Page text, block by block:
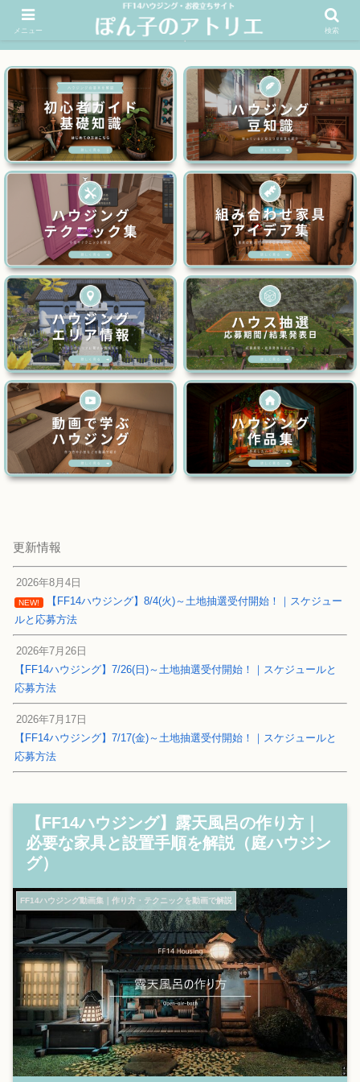
FF14ハウジングお役立ちサイト│ぽん子のアトリエを応援 >>
更新情報
2026年8月4日
NEW!
【FF14ハウジング】8/4(火)～土地抽選受付開始！｜スケジュー
ルと応募方法
2026年7月26日
【FF14ハウジング】7/26(日)～土地抽選受付開始！｜スケジュールと
応募方法
2026年7月17日
【FF14ハウジング】7/17(金)～土地抽選受付開始！｜スケジュールと
応募方法
【FF14ハウジング】露天風呂の作り方｜
必要な家具と設置手順を解説（庭ハウジン
グ）
FF14ハウジング動画集｜作り方・テクニックを動画で解説
メニュー 検索